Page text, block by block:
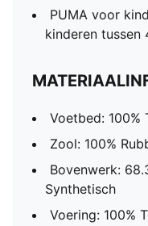
PUMA voor
kinderen tussen
Voetbed: 100%
Zool: 100%
Bovenwerk:
Synthetisch
Voering: 100%